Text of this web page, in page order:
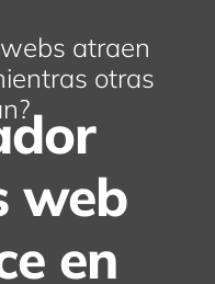
atraen
otras
web
en